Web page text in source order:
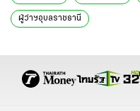
ผู้ว่าฯอุบลราชธานี